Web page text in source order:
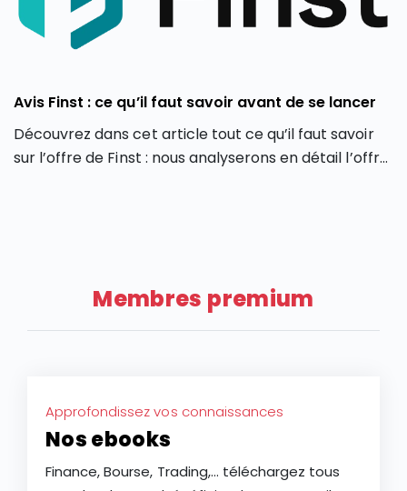
Avis Finst : ce qu’il faut savoir avant de se lancer
Découvrez dans cet article tout ce qu’il faut savoir
sur l’offre de Finst : nous analyserons en détail l’offre
Membres premium
Approfondissez vos connaissances
Nos ebooks
Finance, Bourse, Trading,... téléchargez tous